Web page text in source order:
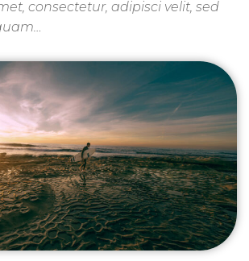
consectetur, adipisci velit, sed